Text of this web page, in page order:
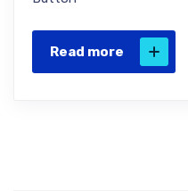
Read more